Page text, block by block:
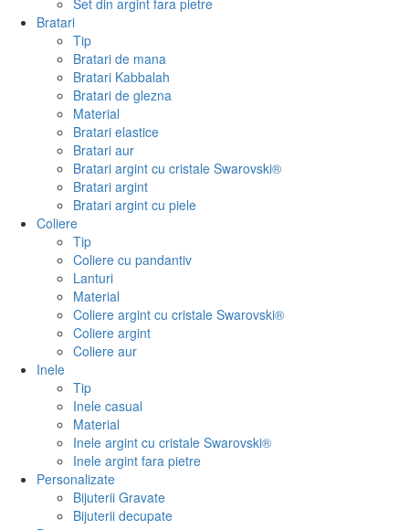
Set din argint fara pietre
Bratari
Tip
Bratari de mana
Bratari Kabbalah
Bratari de glezna
Material
Bratari elastice
Bratari aur
Bratari argint cu cristale Swarovski®
Bratari argint
Bratari argint cu piele
Coliere
Tip
Coliere cu pandantiv
Lanturi
Material
Coliere argint cu cristale Swarovski®
Coliere argint
Coliere aur
Inele
Tip
Inele casual
Material
Inele argint cu cristale Swarovski®
Inele argint fara pietre
Personalizate
Bijuterii Gravate
Bijuterii decupate